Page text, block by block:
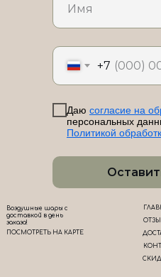
+7
Даю согласие на
персональных
Политикой
Воздушные шары с
доставкой в день
заказа!
ПОСМОТРЕТЬ НА КАРТЕ